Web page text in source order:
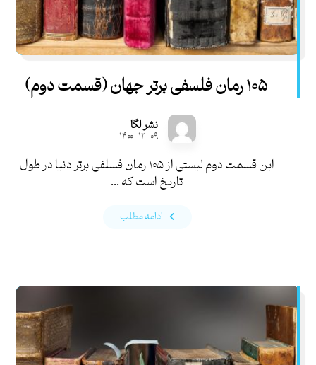
۱۰۵ رمان فلسفی برتر جهان (قسمت دوم)
نشر لگا
۱۴۰۰-۱۲-۰۹
این قسمت دوم لیستی از ۱۰۵ رمان فسلفی برتر دنیا در طول
تاریخ است که ...
ادامه مطلب